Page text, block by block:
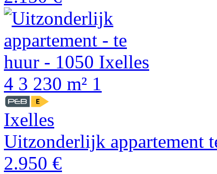
4 3 230 m² 1
Ixelles
Uitzonderlijk appartement
2.950 €